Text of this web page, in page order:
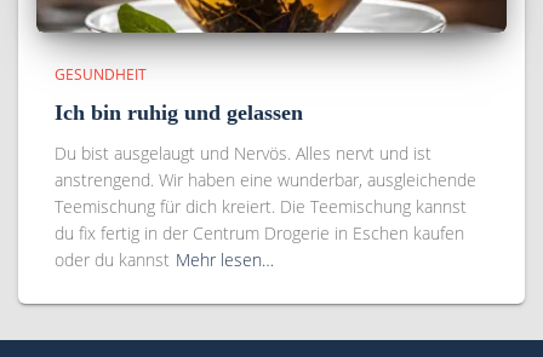
GESUNDHEIT
Ich bin ruhig und gelassen
Du bist ausgelaugt und Nervös. Alles nervt und ist
anstrengend. Wir haben eine wunderbar, ausgleichende
Teemischung für dich kreiert. Die Teemischung kannst
du fix fertig in der Centrum Drogerie in Eschen kaufen
oder du kannst Mehr lesen…